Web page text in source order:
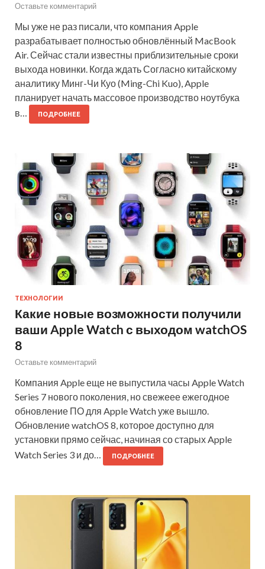
Оставьте комментарий
Мы уже не раз писали, что компания Apple
разрабатывает полностью обновлённый MacBook
Air. Сейчас стали известны приблизительные сроки
выхода новинки. Когда ждать Согласно китайскому
аналитику Минг-Чи Куо (Ming-Chi Kuo), Apple
планирует начать массовое производство ноутбука
в…
ПОДРОБНЕЕ
ТЕХНОЛОГИИ
Какие новые возможности получили
ваши Apple Watch с выходом watchOS
8
Оставьте комментарий
Компания Apple еще не выпустила часы Apple Watch
Series 7 нового поколения, но свежеее ежегодное
обновление ПО для Apple Watch уже вышло.
Обновление watchOS 8, которое доступно для
установки прямо сейчас, начиная со старых Apple
Watch Series 3 и до…
ПОДРОБНЕЕ